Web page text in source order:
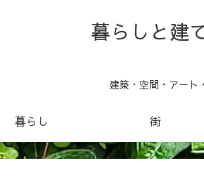
暮らしと
建築・空間・アート
暮らし 街